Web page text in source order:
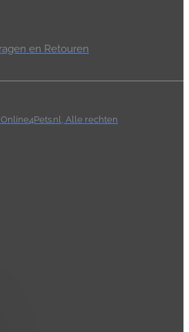
en Retouren
Alle rechten